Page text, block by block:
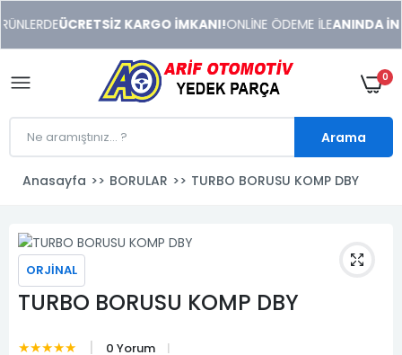
xonusu
veren
sitolar
ÜCRETSİZ KARGO İMKANI!ONLİNE ÖDEME İLEANINDA
0
Arama
Anasayfa BORULAR TURBO BORUSU KOMP DBY
ORJİNAL
TURBO BORUSU KOMP DBY
★★★★★ 0 Yorum